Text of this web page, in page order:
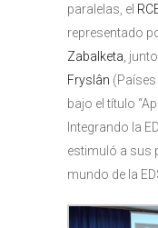
paralelas, el
representado
Zabalketa ,
Fryslân
bajo el título
Integrando la
estimuló a sus
mundo de la